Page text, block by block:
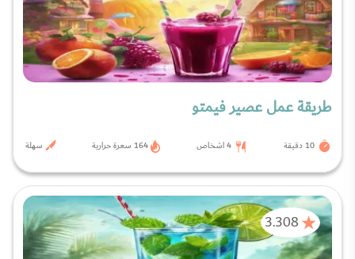
طريقة عمل عصير فيمتو
10 دقيقة 4 اشخاص 164 سعرة حرارية سهلة
3.308